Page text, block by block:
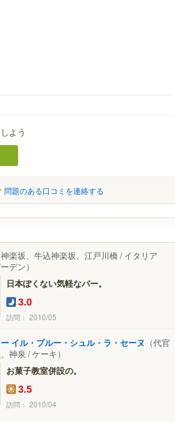
よう
問題のある口コミを連絡する
神楽坂、牛込神楽坂、江戸川橋 / イタリア
デン）
日本ぽくない気軽なバー。
3.0
訪問： 2010/05
イル・プルー・シュル・ラ・セーヌ （代官
神泉 / ケーキ）
お菓子教室併設の。
3.5
訪問： 2010/04